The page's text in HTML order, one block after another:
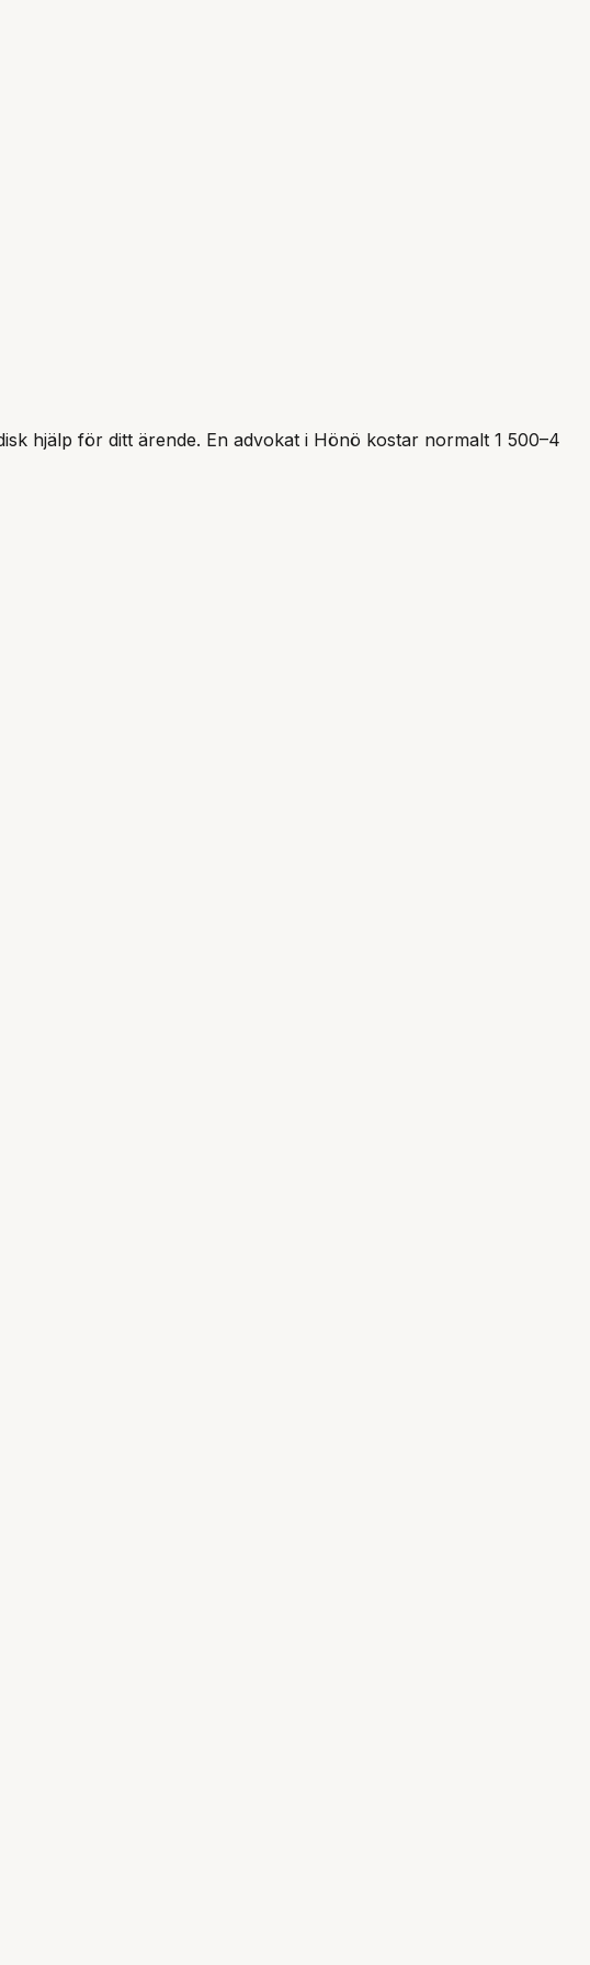
hjälp för ditt ärende. En advokat i Hönö kostar normalt 1 500–4